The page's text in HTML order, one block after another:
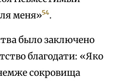
меня»54.
было заключено
благодати: «Яко
сокровища